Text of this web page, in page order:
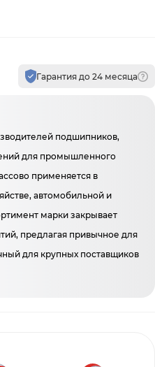
Гарантия до 24 месяца
подшипников,
для промышленного
применяется в
автомобильной и
марки закрывает
предлагая привычное для
для крупных поставщиков